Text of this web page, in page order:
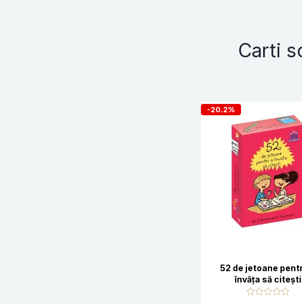
Carti
-20.2%
52 de jetoane
învăța să citești